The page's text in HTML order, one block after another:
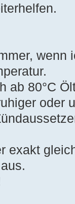
wenn
ab 80°C
oder
exakt